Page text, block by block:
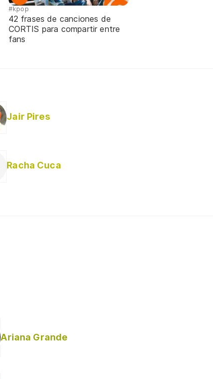
#kpop
42 frases de canciones de
CORTIS para compartir entre
fans
Jair Pires
Racha Cuca
Ariana Grande